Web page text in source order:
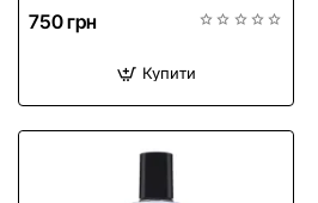
750 грн
Купити